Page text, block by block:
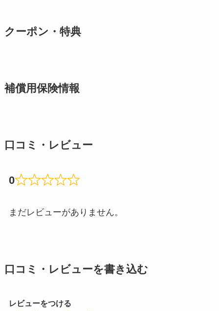
クーポン・特典
補償用保険情報
口コミ・レビュー
0
まだレビューがありません。
口コミ・レビューを書き込む
レビューをつける